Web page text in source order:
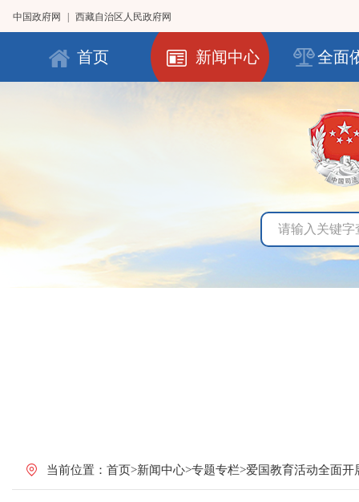
中国政府网 西藏自治区人民政府网
首页 新闻中心 全面
当前位置： 首页>新闻中心>专题专栏>爱国教育活动全面开